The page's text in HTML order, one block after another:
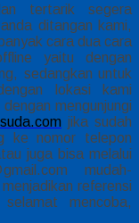
tertarik segera
ditangan kami,
banyak cara dua cara
yaitu dengan
sedangkan untuk
lokasi kami
mengunjungi
jika sudah
ke nomor telepon
juga bisa melalui
mudah-
referensi
mencoba,